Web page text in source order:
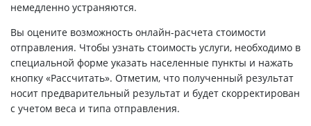
немедленно устраняются.
Вы оцените возможность онлайн-расчета стоимости
отправления. Чтобы узнать стоимость услуги, необходимо в
специальной форме указать населенные пункты и нажать
кнопку «Рассчитать». Отметим, что полученный результат
носит предварительный результат и будет скорректирован
с учетом веса и типа отправления.